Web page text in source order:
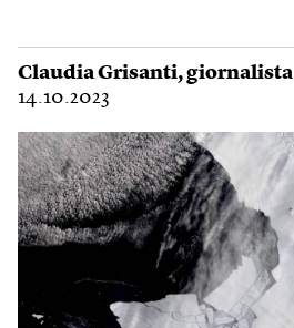
Claudia Grisanti, giornalista
14.10.2023